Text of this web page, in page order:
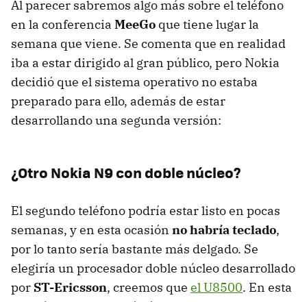
Al parecer sabremos algo más sobre el teléfono
en la conferencia MeeGo que tiene lugar la
semana que viene. Se comenta que en realidad
iba a estar dirigido al gran público, pero Nokia
decidió que el sistema operativo no estaba
preparado para ello, además de estar
desarrollando una segunda versión:
¿Otro Nokia N9 con doble núcleo?
El segundo teléfono podría estar listo en pocas
semanas, y en esta ocasión no habría teclado,
por lo tanto sería bastante más delgado. Se
elegiría un procesador doble núcleo desarrollado
por ST-Ericsson, creemos que el U8500. En esta